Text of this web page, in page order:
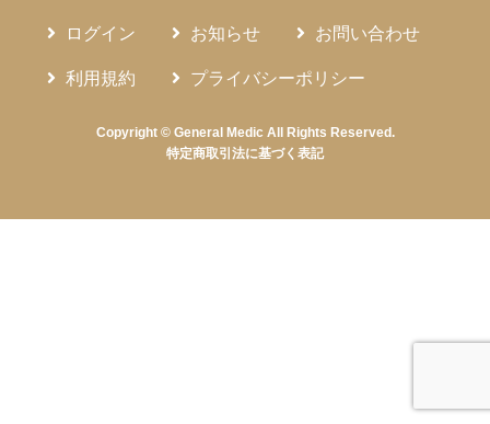
ログイン お知らせ お問い合わせ
利用規約 プライバシーポリシー
Copyright © General Medic All Rights Reserved.
特定商取引法に基づく表記